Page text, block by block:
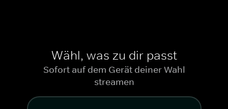
Wähl, was zu dir passt
Sofort auf dem Gerät deiner Wahl
streamen